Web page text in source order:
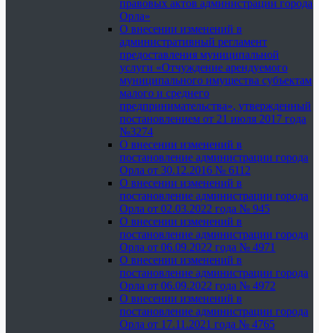
правовых актов администрации города
Орла»
О внесении изменений в
административный регламент
предоставления муниципальной
услуги «Отчуждение арендуемого
муниципального имущества субъектам
малого и среднего
предпринимательства», утвержденный
постановлением от 21 июля 2017 года
№3274
О внесении изменений в
постановление администрации города
Орла от 30.12.2016 № 6112
О внесении изменений в
постановление администрации города
Орла от 02.03.2022 года № 945
О внесении изменений в
постановление администрации города
Орла от 06.09.2022 года № 4971
О внесении изменений в
постановление администрации города
Орла от 06.09.2022 года № 4972
О внесении изменений в
постановление администрации города
Орла от 17.11.2021 года № 4765